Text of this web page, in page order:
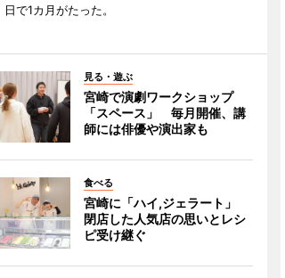
日で1カ月がたった。
見る・遊ぶ
宮崎で演劇ワークショップ
「スペース」 毎月開催、講
師には俳優や演出家も
食べる
宮崎に「ハイ,ジェラート」
閉店した人気店の思いとレシ
ピ受け継ぐ